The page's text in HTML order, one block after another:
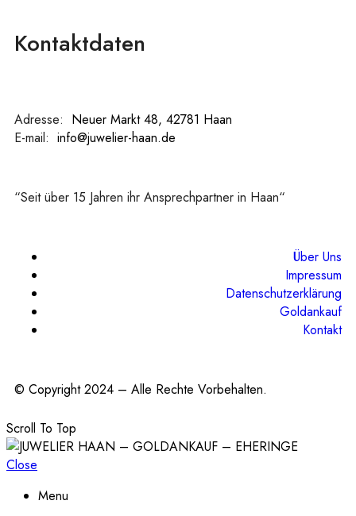
Kontaktdaten
Adresse: Neuer Markt 48, 42781 Haan
E-mail: info@juwelier-haan.de
“Seit über 15 Jahren ihr Ansprechpartner in Haan“
Über Uns
Impressum
Datenschutzerklärung
Goldankauf
Kontakt
© Copyright 2024 – Alle Rechte Vorbehalten.
Scroll To Top
Close
Menu